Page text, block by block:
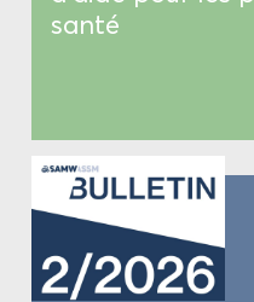
santé
Le pro­jet de soins
un cadre pour
tient.e.s des
à prendre dans le